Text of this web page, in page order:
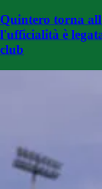
Quintero torna
l'ufficialità è
club